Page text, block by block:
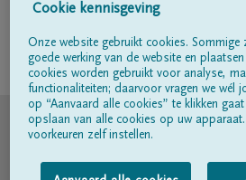
Volg ons op
© DELA
Cookie kennisgeving
Onze website gebruikt cookies.
goede werking van de website en
cookies worden gebruikt voor analyse,
functionaliteiten; daarvoor vragen we wél
op “Aanvaard alle cookies” te klikken
opslaan van alle cookies op uw
voorkeuren zelf instellen.